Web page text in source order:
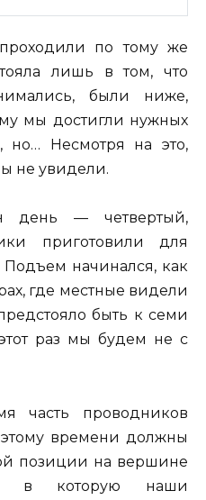
по тому же
лишь в том, что
были ниже,
мы достигли нужных
но… Несмотря на это,
не увидели.
день — четвертый,
приготовили для
начинался, как
где местные видели
быть к семи
раз мы будем не с
часть проводников
времени должны
позиции на вершине
в которую наши